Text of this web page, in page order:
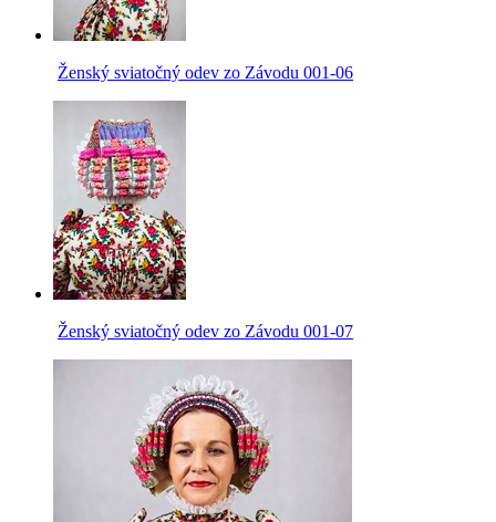
Ženský sviatočný odev zo Závodu 001-06
Ženský sviatočný odev zo Závodu 001-07